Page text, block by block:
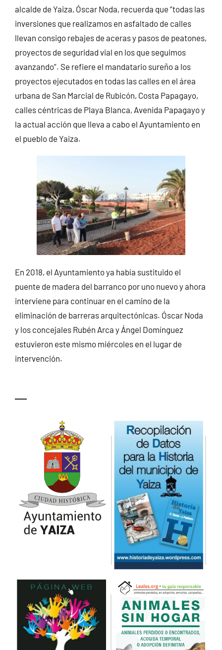
alcalde de Yaiza, Óscar Noda, recuerda que “todas las
inversiones que realizamos en asfaltado de calles
llevan consigo rebajes de aceras y pasos de peatones,
proyectos de seguridad vial en los que seguimos
avanzando”. Se refiere el mandatario sureño a los
proyectos ejecutados en todas las calles en el área
urbana de San Marcial de Rubicón, Costa Papagayo,
calles céntricas de Playa Blanca, Avenida Papagayo y
la actual acción que lleva a cabo el Ayuntamiento en
el pueblo de Yaiza.
En 2018, el Ayuntamiento ya había sustituido el
puente de madera del barranco por uno nuevo y ahora
interviene para continuar en el camino de la
eliminación de barreras arquitectónicas. Óscar Noda
y los concejales Rubén Arca y Ángel Domínguez
estuvieron este mismo miércoles en el lugar de
intervención.
—